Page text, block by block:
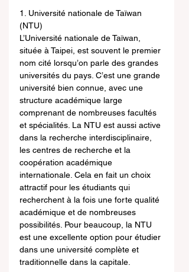
1. Université nationale de Taïwan
(NTU)
L’Université nationale de Taïwan,
située à Taipei, est souvent le premier
nom cité lorsqu’on parle des grandes
universités du pays. C’est une grande
université bien connue, avec une
structure académique large
comprenant de nombreuses facultés
et spécialités. La NTU est aussi active
dans la recherche interdisciplinaire,
les centres de recherche et la
coopération académique
internationale. Cela en fait un choix
attractif pour les étudiants qui
recherchent à la fois une forte qualité
académique et de nombreuses
possibilités. Pour beaucoup, la NTU
est une excellente option pour étudier
dans une université complète et
traditionnelle dans la capitale.